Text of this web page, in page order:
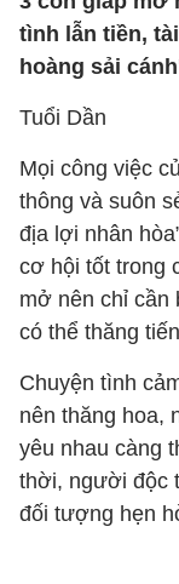
tình lẫn tiền,
hoàng sải
Tuổi Dần
Mọi công việc
thông và suôn
địa lợi nhân
cơ hội tốt trong
mở nên chỉ cần
có thể thăng
Chuyện tình
nên thăng hoa,
yêu nhau càng
thời, người độc
đối tượng hẹn